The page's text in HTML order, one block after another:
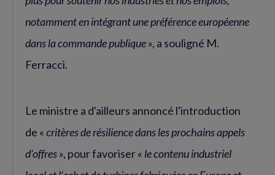
notamment en intégrant une préférence européenne
dans la commande publique», a souligné M.
Ferracci.
Le ministre a d'ailleurs annoncé l'introduction
de «critères de résilience dans les prochains appels
d’offres», pour favoriser « le contenu industriel